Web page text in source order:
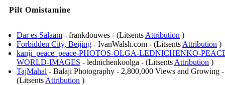
Pilt Omistamine
Dar es Salaam - frankdouwes - (Litsents Attribution )
Forbidden City, Beijing - IvanWalsh.com - (Litsents Attribution )
kanji_peace_peace-PHOTOS-OLGA-LEDNICHENKO-
WORLD-IMAGES - lednichenkoolga - (Litsents Attribution )
TajMahal - Balaji Photography - 2,800,000 Views and Growing -
(Litsents Attribution )